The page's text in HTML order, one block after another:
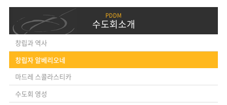
수도회소개
창립과 역사
창립자 알베리오네
마드레 스콜라스티카
수도회 영성